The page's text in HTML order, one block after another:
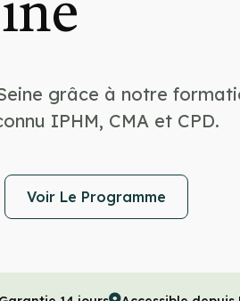
grâce à notre
IPHM, CMA et CPD.
Voir Le Programme